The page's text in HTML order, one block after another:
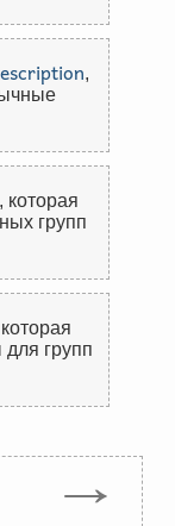
,
которая
групп
которая
групп
→